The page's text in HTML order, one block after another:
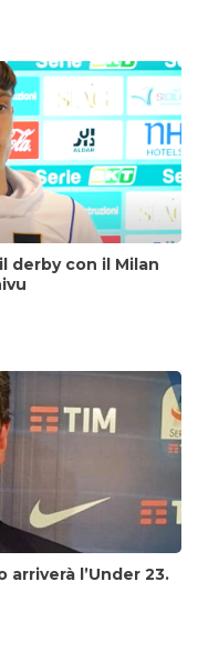
derby con il Milan
l’Under 23.